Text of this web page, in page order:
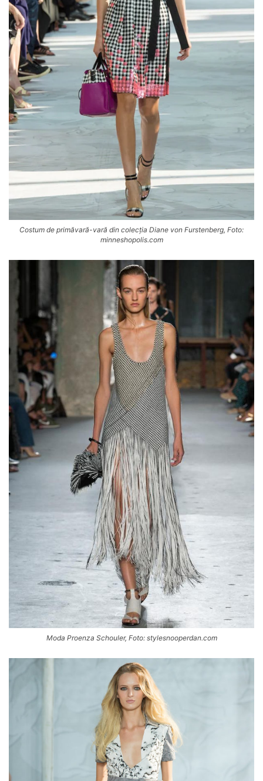
Costum de primăvară-vară din colecția Diane von Furstenberg, Foto:
minneshopolis.com
Moda Proenza Schouler, Foto: stylesnooperdan.com